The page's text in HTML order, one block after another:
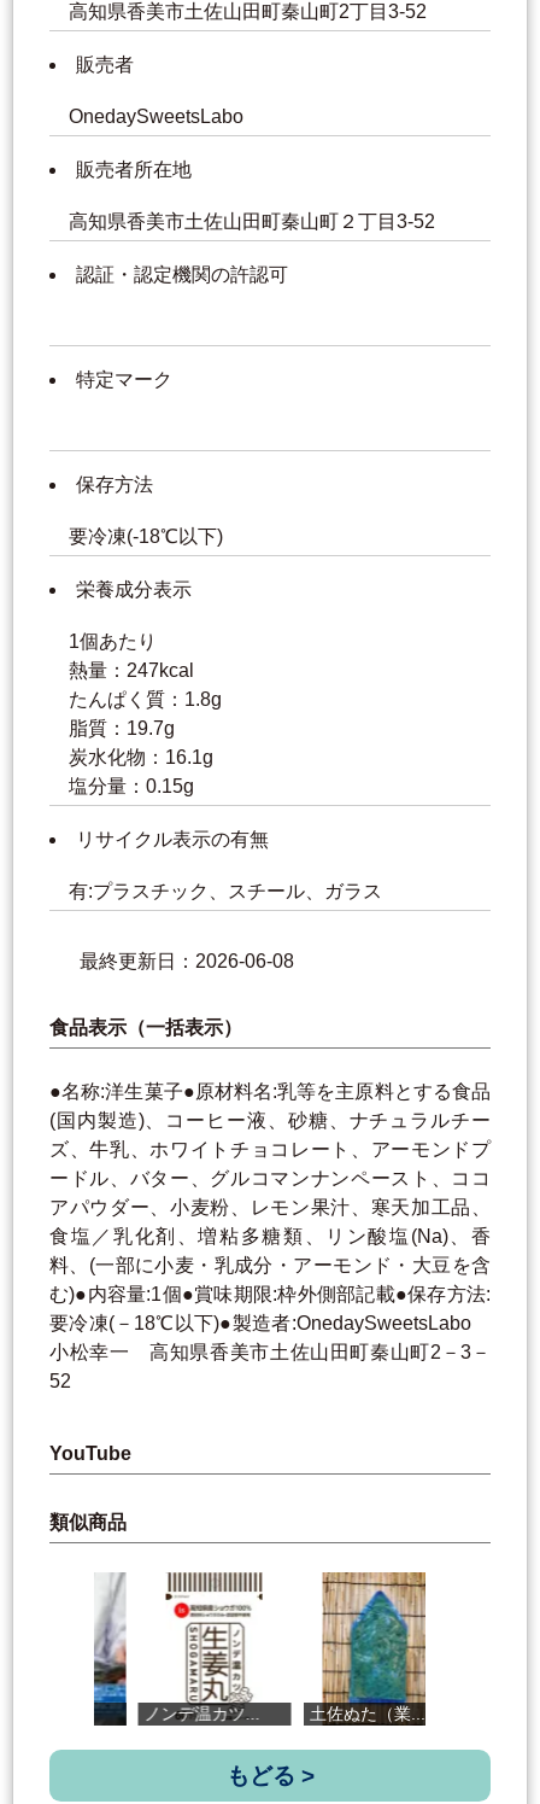
高知県香美市土佐山田町秦山町2丁目3-52
販売者
OnedaySweetsLabo
販売者所在地
高知県香美市土佐山田町秦山町２丁目3-52
認証・認定機関の許認可
特定マーク
保存方法
要冷凍(-18℃以下)
栄養成分表示
1個あたり
熱量：247kcal
たんぱく質：1.8g
脂質：19.7g
炭水化物：16.1g
塩分量：0.15g
リサイクル表示の有無
有:プラスチック、スチール、ガラス
最終更新日：2026-06-08
食品表示（一括表示）
●名称:洋生菓子●原材料名:乳等を主原料とする食品
(国内製造)、コーヒー液、砂糖、ナチュラルチー
ズ、牛乳、ホワイトチョコレート、アーモンドプ
ードル、バター、グルコマンナンペースト、ココ
アパウダー、小麦粉、レモン果汁、寒天加工品、
食塩／乳化剤、増粘多糖類、リン酸塩(Na)、香
料、(一部に小麦・乳成分・アーモンド・大豆を含
む)●内容量:1個●賞味期限:枠外側部記載●保存方法:
要冷凍(－18℃以下)●製造者:OnedaySweetsLabo
小松幸一 高知県香美市土佐山田町秦山町2－3－
52
YouTube
類似商品
ノンデ温カツ... 土佐ぬた（業... 土左日記
もどる >